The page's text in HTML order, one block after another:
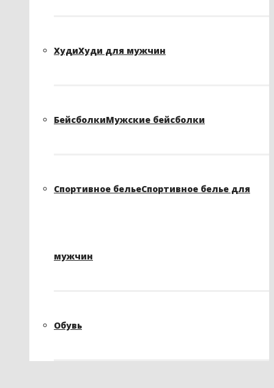
ХудиХуди для мужчин
БейсболкиМужские бейсболки
Спортивное бельеСпортивное белье для
мужчин
Обувь